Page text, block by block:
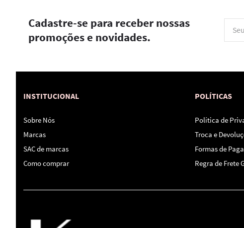
Cadastre-se para receber nossas
promoções e novidades.
INSTITUCIONAL
Sobre Nós
Marcas
SAC de marcas
Como comprar
POLÍTICAS
Política de
Troca e
Formas de
Regra de Frete